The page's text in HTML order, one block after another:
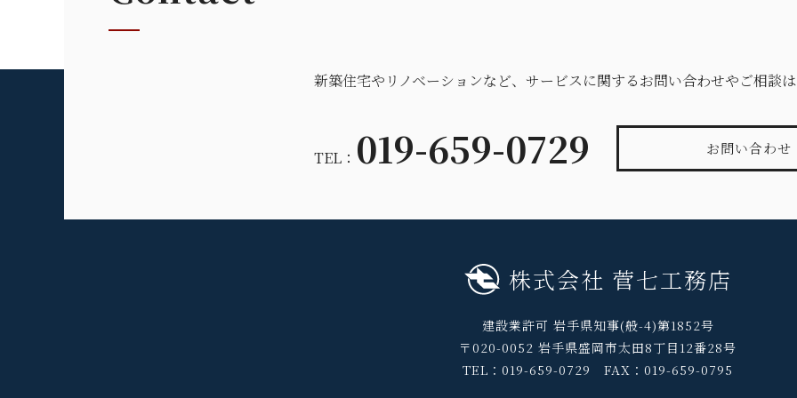
新築住宅やリノベーションなど、サービスに関するお問い合わせやご相談は
TEL： 019-659-0729 お問い合わせ
株式会社 菅七工務店
建設業許可 岩手県知事(般-4)第1852号
〒020-0052 岩手県盛岡市太田8丁目12番28号
TEL：019-659-0729 FAX：019-659-0795